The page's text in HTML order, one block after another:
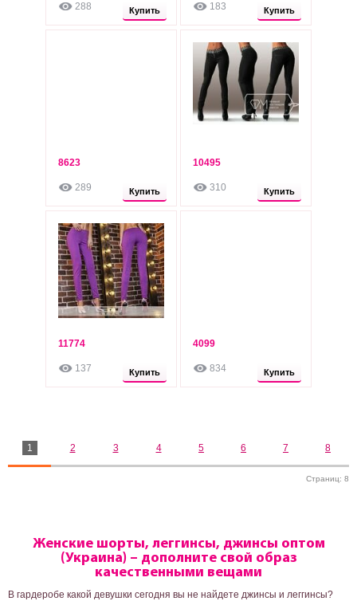
Опт: 230 грн
288 Купить Опт: 230 грн
183 Купить
Опт: 235 грн
8623
289 Купить Опт: 235 грн
10495
310 Купить
Опт: 235 грн
11774
137 Купить Опт: 240 грн
4099
834 Купить
1 2 3 4 5 6 7 8
Страниц: 8
Женские шорты, леггинсы, джинсы оптом
(Украина) – дополните свой образ
качественными вещами
В гардеробе какой девушки сегодня вы не найдете джинсы и леггинсы?